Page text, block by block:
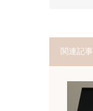
関連記事